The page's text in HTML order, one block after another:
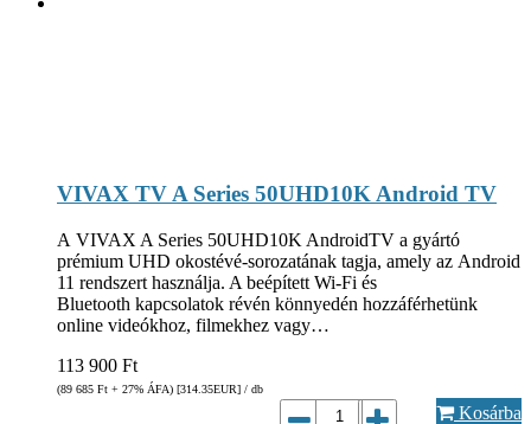
VIVAX TV A Series 50UHD10K Android TV
A VIVAX A Series 50UHD10K AndroidTV a gyártó
prémium UHD okostévé-sorozatának tagja, amely az Android
11 rendszert használja. A beépített Wi-Fi és
Bluetooth kapcsolatok révén könnyedén hozzáférhetünk
online videókhoz, filmekhez vagy…
113 900 Ft
(89 685 Ft + 27% ÁFA) [314.35EUR] / db
Kosárba